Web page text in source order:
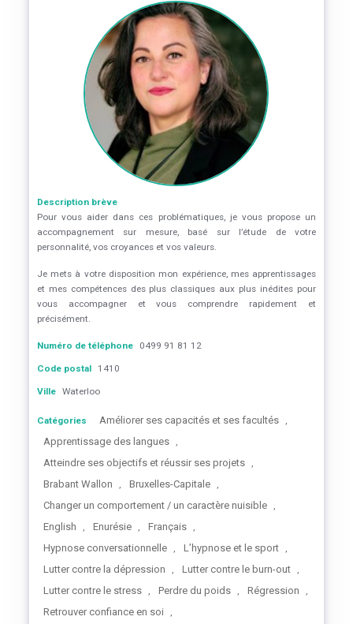
Description brève
Pour vous aider dans ces problématiques, je vous propose un
accompagnement sur mesure, basé sur l’étude de votre
personnalité, vos croyances et vos valeurs.
Je mets à votre disposition mon expérience, mes apprentissages
et mes compétences des plus classiques aux plus inédites pour
vous accompagner et vous comprendre rapidement et
précisément.
Numéro de téléphone 0499 91 81 12
Code postal 1410
Ville Waterloo
Catégories Améliorer ses capacités et ses facultés ,
Apprentissage des langues ,
Atteindre ses objectifs et réussir ses projets ,
Brabant Wallon , Bruxelles-Capitale ,
Changer un comportement / un caractère nuisible ,
English , Enurésie , Français ,
Hypnose conversationnelle , L’hypnose et le sport ,
Lutter contre la dépression , Lutter contre le burn-out ,
Lutter contre le stress , Perdre du poids , Régression ,
Retrouver confiance en soi ,